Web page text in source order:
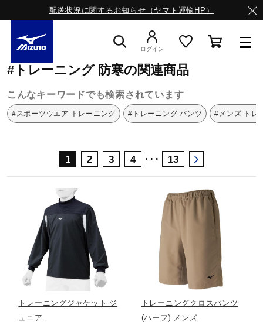
配送状況に関するお知らせ（ヤマト運輸HP）
ライフスタイルウエア
ランニング
サッカー／フットサル
トレーニング
ログイン
ミズノ公式オンライン
#トレーニング 防寒の関連商品
こんなキーワードでも検索されています
#スポーツウエア トレーニング #トレーニング パンツ #メンズ トレ
1 2 3 4 ･･･ 13
トレーニングジャケット ジ
ュニア
トレーニングクロスパンツ
(ハーフ) メンズ